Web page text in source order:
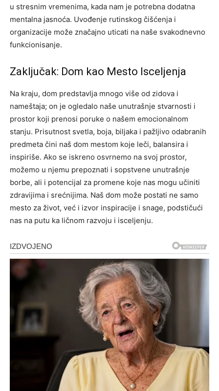
u stresnim vremenima, kada nam je potrebna dodatna
mentalna jasnoća. Uvođenje rutinskog čišćenja i
organizacije može značajno uticati na naše svakodnevno
funkcionisanje.
Zaključak: Dom kao Mesto Isceljenja
Na kraju, dom predstavlja mnogo više od zidova i
nameštaja; on je ogledalo naše unutrašnje stvarnosti i
prostor koji prenosi poruke o našem emocionalnom
stanju. Prisutnost svetla, boja, biljaka i pažljivo odabranih
predmeta čini naš dom mestom koje leči, balansira i
inspiriše. Ako se iskreno osvrnemo na svoj prostor,
možemo u njemu prepoznati i sopstvene unutrašnje
borbe, ali i potencijal za promene koje nas mogu učiniti
zdravijima i srećnijima. Naš dom može postati ne samo
mesto za život, već i izvor inspiracije i snage, podstičući
nas na putu ka ličnom razvoju i isceljenju.